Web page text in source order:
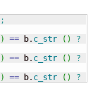
;
) == b. c_str ( ) ?
) == b. c_str ( ) ?
) == b. c_str ( ) ?